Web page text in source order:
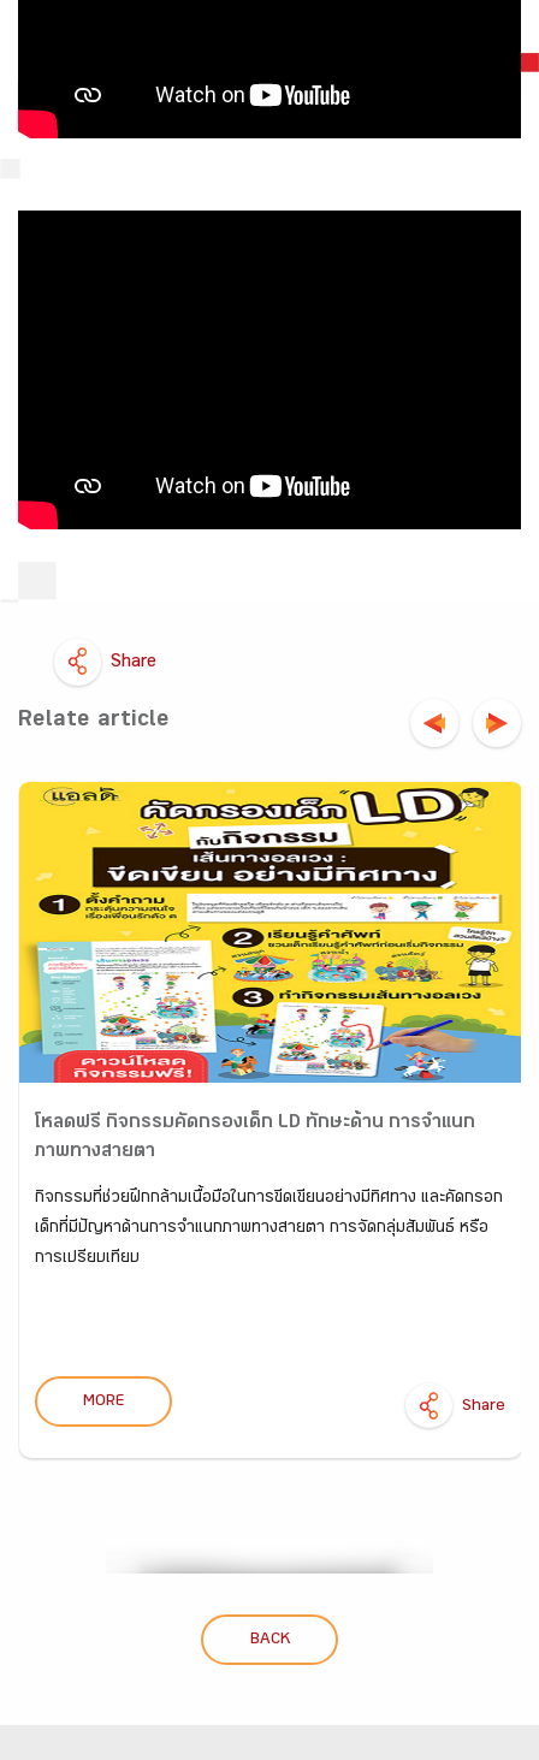
Share
Relate article
โหลดฟรี กิจกรรมคัดกรองเด็ก LD ทักษะด้าน การจำแนก
ภาพทางสายตา
กิจกรรมที่ช่วยฝึกกล้ามเนื้อมือในการขีดเขียนอย่างมีทิศทาง และคัดกรอก
เด็กที่มีปัญหาด้านการจำแนกภาพทางสายตา การจัดกลุ่มสัมพันธ์ หรือ
การเปรียบเทียบ
MORE Share
BACK